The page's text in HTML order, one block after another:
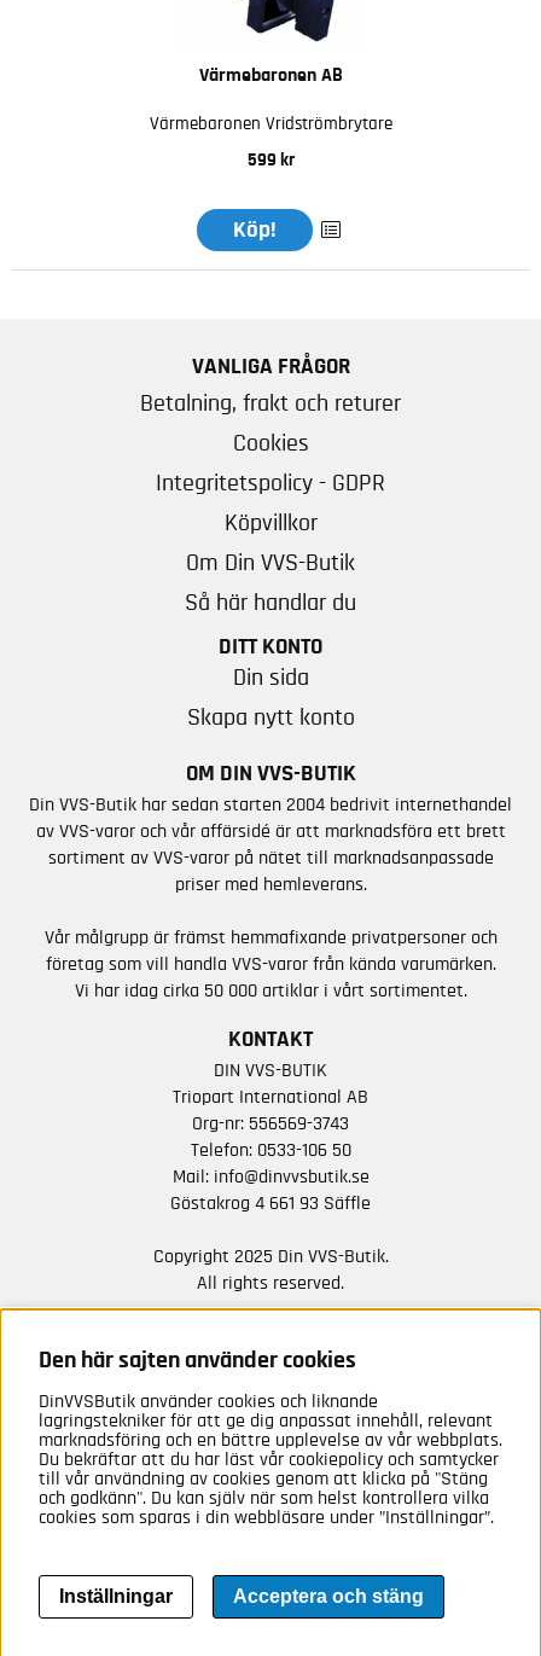
Värmebaronen AB
Värmebaronen Vridströmbrytare
599 kr
Köp!
VANLIGA FRÅGOR
Betalning, frakt och returer
Cookies
Integritetspolicy - GDPR
Köpvillkor
Om Din VVS-Butik
Så här handlar du
DITT KONTO
Din sida
Skapa nytt konto
OM DIN VVS-BUTIK
Din VVS-Butik har sedan starten 2004 bedrivit internethandel
av VVS-varor och vår affärsidé är att marknadsföra ett brett
sortiment av VVS-varor på nätet till marknadsanpassade
priser med hemleverans.
Vår målgrupp är främst hemmafixande privatpersoner och
företag som vill handla VVS-varor från kända varumärken.
Vi har idag cirka 50 000 artiklar i vårt sortimentet.
KONTAKT
DIN VVS-BUTIK
Triopart International AB
Org-nr: 556569-3743
Telefon: 0533-106 50
Mail: info@dinvvsbutik.se
Göstakrog 4 661 93 Säffle
Copyright 2025 Din VVS-Butik.
All rights reserved.
NYHETER FRÅN OSS
Anmäl mig
Den här sajten använder cookies
DinVVSButik använder cookies och liknande
lagringstekniker för att ge dig anpassat innehåll, relevant
marknadsföring och en bättre upplevelse av vår webbplats.
Du bekräftar att du har läst vår cookiepolicy och samtycker
till vår användning av cookies genom att klicka på "Stäng
och godkänn". Du kan själv när som helst kontrollera vilka
cookies som sparas i din webbläsare under ”Inställningar”.
Inställningar Acceptera och stäng